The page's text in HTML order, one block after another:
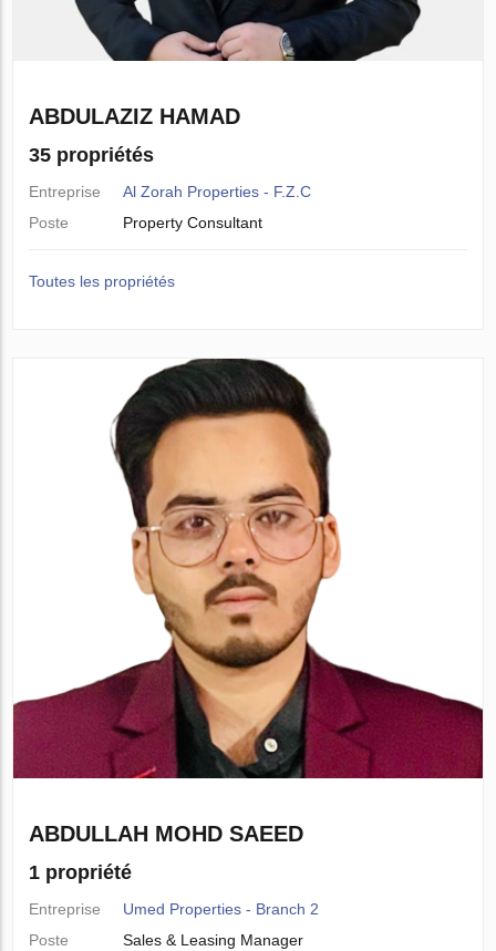
ABDULAZIZ HAMAD
35 propriétés
Entreprise
Al Zorah Properties - F.Z.C
Poste
Property Consultant
Toutes les propriétés
ABDULLAH MOHD SAEED
1 propriété
Entreprise
Umed Properties - Branch 2
Poste
Sales & Leasing Manager